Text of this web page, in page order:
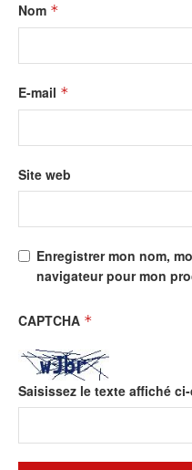
Nom *
E-mail *
Site web
Enregistrer mon nom,
navigateur pour mon
CAPTCHA *
Saisissez le texte affiché